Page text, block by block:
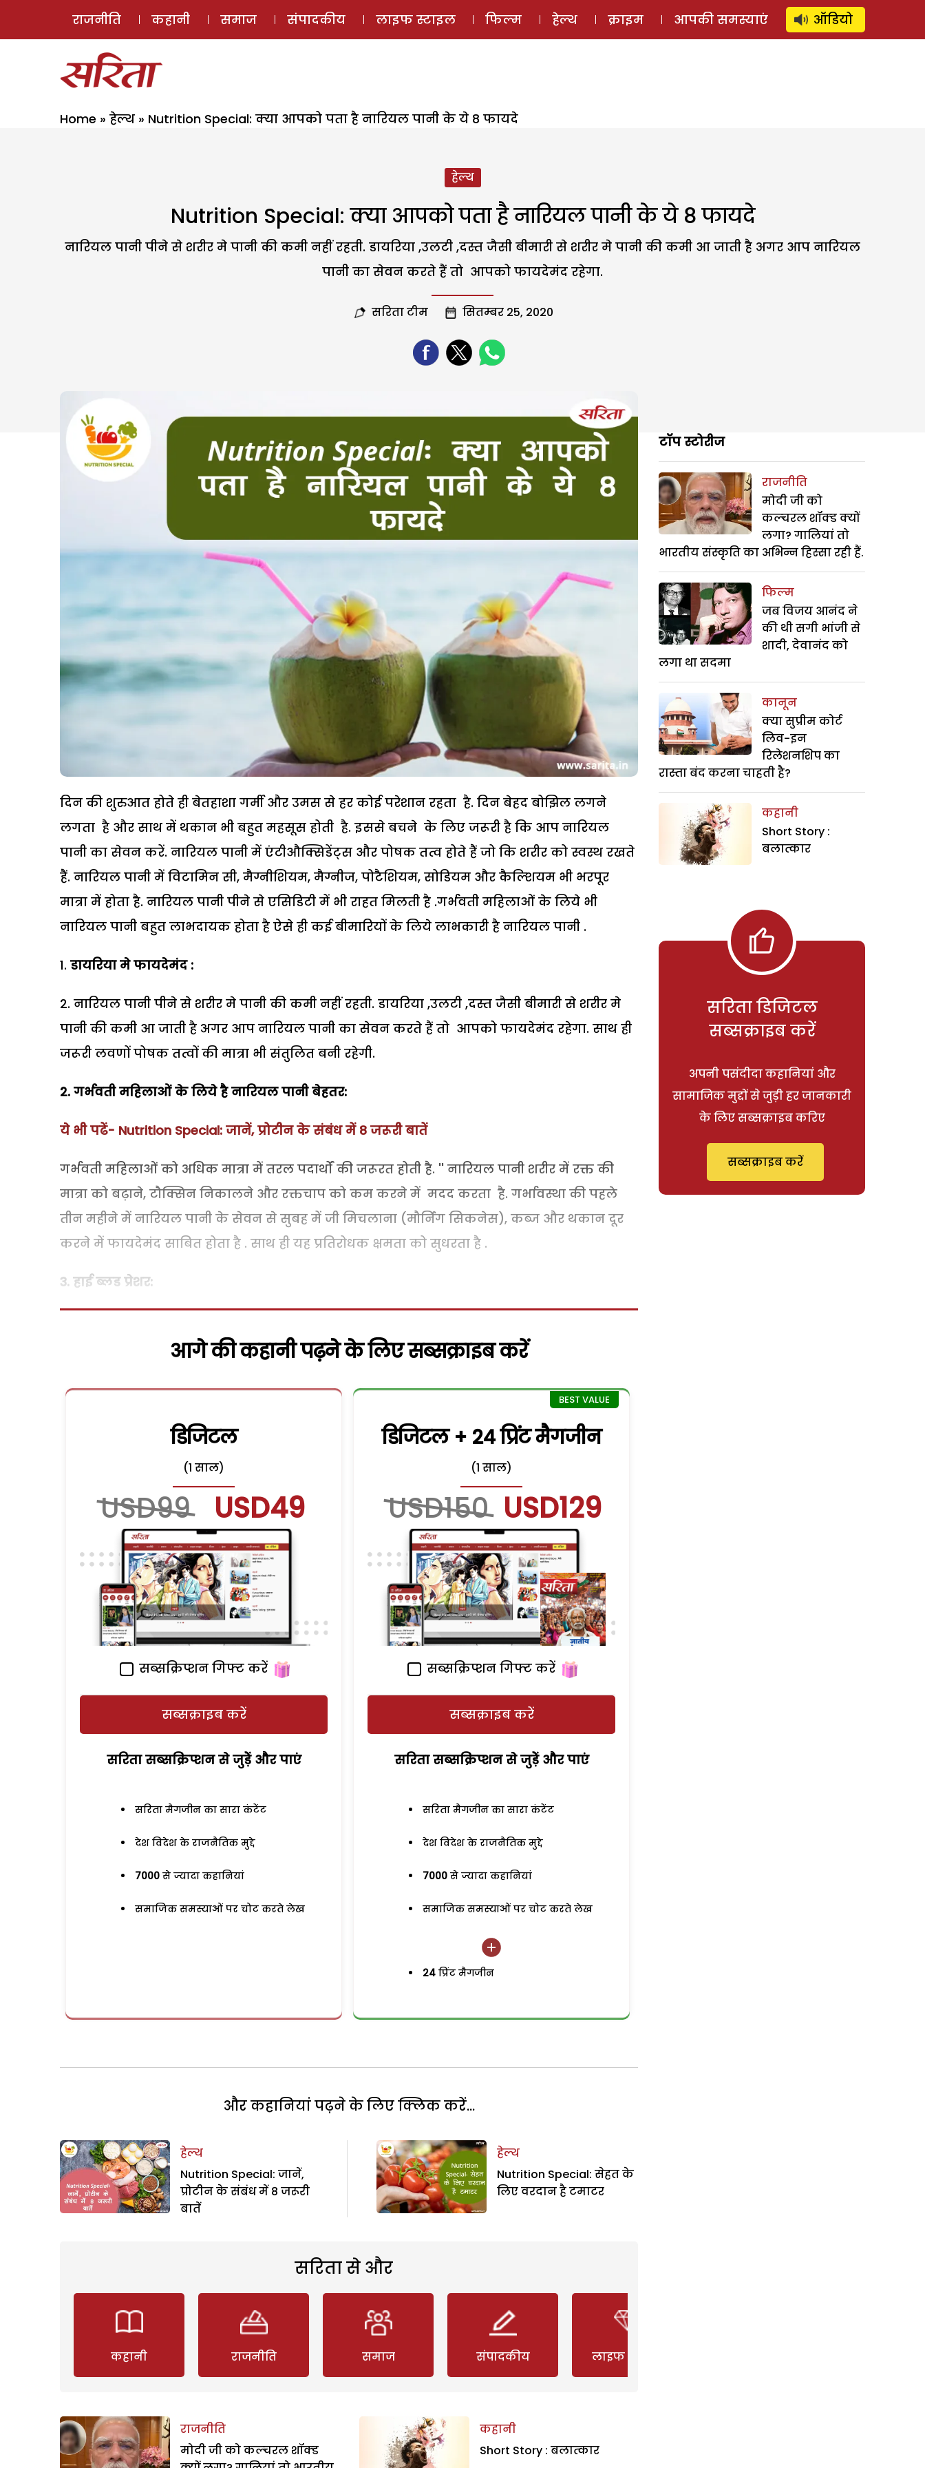
ई-मैगज़ीन ऑडियो स्टोरी लॉग इन ⚲ SUBSCRIBE
राजनीति कहानी समाज संपादकीय लाइफ स्टाइल फिल्म हेल्थ क्राइम आपकी समस्याएं ऑडियो
Home » हेल्थ » Nutrition Special: क्या आपको पता है नारियल पानी के ये 8 फायदे
हेल्थ
Nutrition Special: क्या आपको पता है नारियल पानी के ये 8 फायदे
नारियल पानी पीने से शरीर मे पानी की कमी नहीं रहती. डायरिया ,उलटी ,दस्त जैसी बीमारी से शरीर मे पानी की कमी आ जाती है अगर आप नारियल
पानी का सेवन करते हैं तो आपको फायदेमंद रहेगा.
सरिता टीम सितम्बर 25, 2020
दिन की शुरुआत होते ही बेतहाशा गर्मी और उमस से हर कोई परेशान रहता है. दिन बेहद बोझिल लगने
लगता है और साथ में थकान भी बहुत महसूस होती है. इससे बचने के लिए जरूरी है कि आप नारियल
पानी का सेवन करें. नारियल पानी में एंटीऔक्सिडेंट्स और पोषक तत्व होते हैं जो कि शरीर को स्वस्थ रखते
हैं. नारियल पानी में विटामिन सी, मैग्नीशियम, मैग्नीज, पोटैशियम, सोडियम और कैल्शियम भी भरपूर
मात्रा में होता है. नारियल पानी पीने से एसिडिटी में भी राहत मिलती है .गर्भवती महिलाओं के लिये भी
नारियल पानी बहुत लाभदायक होता है ऐसे ही कई बीमारियों के लिये लाभकारी है नारियल पानी .
डायरिया मे फायदेमंद :
नारियल पानी पीने से शरीर मे पानी की कमी नहीं रहती. डायरिया ,उलटी ,दस्त जैसी बीमारी से शरीर मे
पानी की कमी आ जाती है अगर आप नारियल पानी का सेवन करते हैं तो आपको फायदेमंद रहेगा. साथ ही
जरूरी लवणों पोषक तत्वों की मात्रा भी संतुलित बनी रहेगी.
2. गर्भवती महिलाओं के लिये है नारियल पानी बेहतर:
ये भी पढें- Nutrition Special: जानें, प्रोटीन के संबंध में 8 जरूरी बातें
गर्भवती महिलाओं को अधिक मात्रा में तरल पदार्थों की जरूरत होती है. '' नारियल पानी शरीर में रक्त की
मात्रा को बढ़ाने, टौक्सिन निकालने और रक्तचाप को कम करने में मदद करता है. गर्भावस्था की पहले
तीन महीने में नारियल पानी के सेवन से सुबह में जी मिचलाना (मौर्निग सिकनेस), कब्ज और थकान दूर
करने में फायदेमंद साबित होता है . साथ ही यह प्रतिरोधक क्षमता को सुधरता है .
3. हाई ब्लड प्रेशर:
आगे की कहानी पढ़ने के लिए सब्सक्राइब करें
डिजिटल
(1 साल)
USD99 USD49
सब्सक्रिप्शन गिफ्ट करें
सब्सक्राइब करें
सरिता सब्सक्रिप्शन से जुड़ेें और पाएं
सरिता मैगजीन का सारा कंटेंट
देश विदेश के राजनैतिक मुद्दे
7000 से ज्यादा कहानियां
समाजिक समस्याओं पर चोट करते लेख
डिजिटल + 24 प्रिंट मैगजीन
(1 साल)
USD150 USD129
सब्सक्रिप्शन गिफ्ट करें
सब्सक्राइब करें
सरिता सब्सक्रिप्शन से जुड़ेें और पाएं
सरिता मैगजीन का सारा कंटेंट
देश विदेश के राजनैतिक मुद्दे
7000 से ज्यादा कहानियां
समाजिक समस्याओं पर चोट करते लेख
24 प्रिंट मैगजीन
और कहानियां पढ़ने के लिए क्लिक करें...
हेल्थ
Nutrition Special: जानें,
प्रोटीन के संबंध में 8 जरूरी
बातें
हेल्थ
Nutrition Special: सेहत के
लिए वरदान है टमाटर
सरिता से और
कहानी राजनीति समाज संपादकीय लाइफ स्टाइल
राजनीति
मोदी जी को कल्चरल शॉक्ड
कहानी
Short Story : बलात्कार
टॉप स्टोरीज
राजनीति
मोदी जी को
कल्चरल शॉक्ड क्यों
लगा? गालियां तो
भारतीय संस्कृति का अभिन्न हिस्सा रही हैं.
फिल्म
जब विजय आनंद ने
की थी सगी भांजी से
शादी, देवानंद को
लगा था सदमा
कानून
क्या सुप्रीम कोर्ट
लिव-इन
रिलेशनशिप का
रास्ता बंद करना चाहती है?
कहानी
Short Story :
बलात्कार
सरिता डिजिटल
सब्सक्राइब करें
अपनी पसंदीदा कहानियां और
सामाजिक मुद्दों से जुड़ी हर जानकारी
के लिए सब्सक्राइब करिए
सब्सक्राइब करें